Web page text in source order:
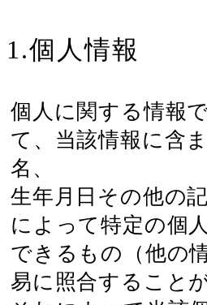
1.個人情報
個人に関する情報
て、当該情報に含
名、
生年月日その他の
によって特定の個
できるもの（他の
易に照合すること